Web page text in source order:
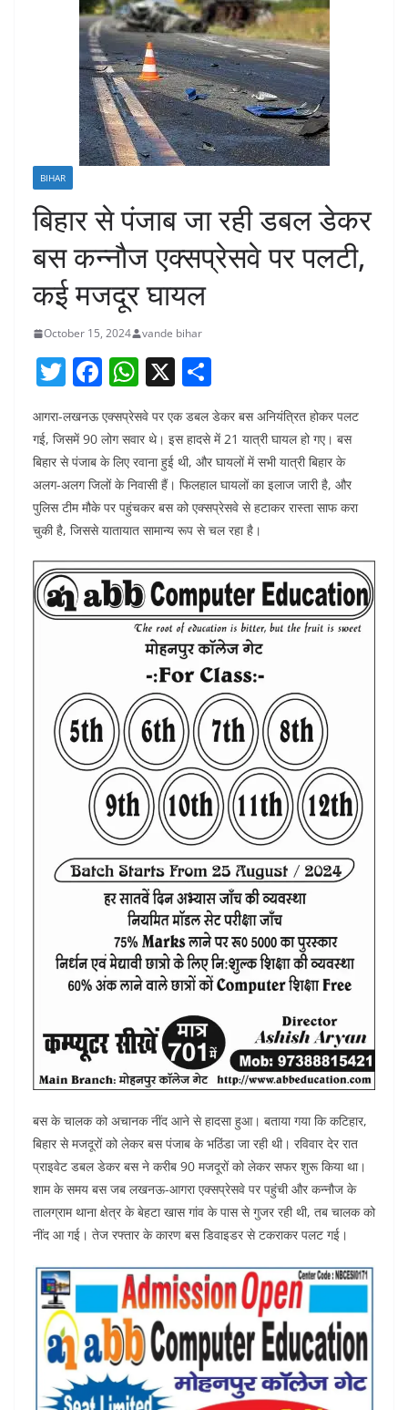
BIHAR
बिहार से पंजाब जा रही डबल डेकर
बस कन्नौज एक्सप्रेसवे पर पलटी,
कई मजदूर घायल
October 15, 2024 vande bihar
T
itt
er
F
c
e
b
o
o
k
W
h
at
s
A
p
p
X
h
ar
e
आगरा-लखनऊ एक्सप्रेसवे पर एक डबल डेकर बस अनियंत्रित होकर पलट
गई, जिसमें 90 लोग सवार थे। इस हादसे में 21 यात्री घायल हो गए। बस
बिहार से पंजाब के लिए रवाना हुई थी, और घायलों में सभी यात्री बिहार के
अलग-अलग जिलों के निवासी हैं। फिलहाल घायलों का इलाज जारी है, और
पुलिस टीम मौके पर पहुंचकर बस को एक्सप्रेसवे से हटाकर रास्ता साफ करा
चुकी है, जिससे यातायात सामान्य रूप से चल रहा है।
बस के चालक को अचानक नींद आने से हादसा हुआ। बताया गया कि कटिहार,
बिहार से मजदूरों को लेकर बस पंजाब के भठिंडा जा रही थी। रविवार देर रात
प्राइवेट डबल डेकर बस ने करीब 90 मजदूरों को लेकर सफर शुरू किया था।
शाम के समय बस जब लखनऊ-आगरा एक्सप्रेसवे पर पहुंची और कन्नौज के
तालग्राम थाना क्षेत्र के बेहटा खास गांव के पास से गुजर रही थी, तब चालक को
नींद आ गई। तेज रफ्तार के कारण बस डिवाइडर से टकराकर पलट गई।